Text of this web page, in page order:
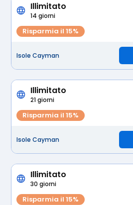
Illimitato
14 giorni
Risparmia il 15%
Isole Cayman
Illimitato
21 giorni
Risparmia il 15%
Isole Cayman
Illimitato
30 giorni
Risparmia il 15%